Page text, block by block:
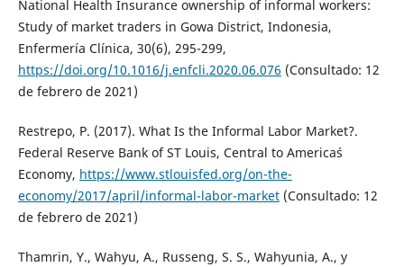
National Health Insurance ownership of informal workers:
Study of market traders in Gowa District, Indonesia,
Enfermería Clínica, 30(6), 295-299,
https://doi.org/10.1016/j.enfcli.2020.06.076 (Consultado: 12
de febrero de 2021)
Restrepo, P. (2017). What Is the Informal Labor Market?.
Federal Reserve Bank of ST Louis, Central to America´s
Economy, https://www.stlouisfed.org/on-the-
economy/2017/april/informal-labor-market(Consultado: 12
de febrero de 2021)
Thamrin, Y., Wahyu, A., Russeng, S. S., Wahyunia, A., y